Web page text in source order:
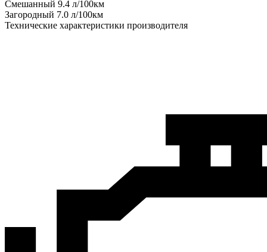
Смешанный 9.4 л/100км
Загородный 7.0 л/100км
Технические характеристики производителя